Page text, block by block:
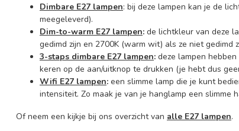
Dimbare E27 lampen: bij deze lampen kan je de
meegeleverd).
Dim-to-warm E27 lampen: de lichtkleur van deze
gedimd zijn en 2700K (warm wit) als ze niet gedimd
3-staps dimbare E27 lampen: deze lampen
keren op de aan/uitknop te drukken (je hebt dus
Wifi E27 lampen: een slimme lamp die je kunt
intensiteit. Zo maak je van je hanglamp een slimme
Of neem een kijkje bij ons overzicht van alle E27 lampen.